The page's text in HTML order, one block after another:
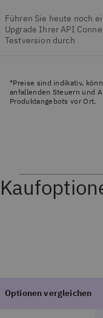
Führen Sie heute noch
Upgrade Ihrer API
Testversion durch
*Preise sind indikativ,
anfallenden Steuern und
Produktangebots vor Ort.